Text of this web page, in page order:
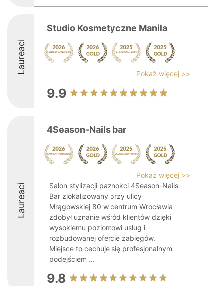
Laureaci
Studio Kosmetyczne Manila
Pokaż więcej >>
9.9
Laureaci
4Season-Nails bar
Pokaż więcej >>
Salon stylizacji paznokci 4Season-Nails
Bar zlokalizowany przy ulicy
Mrągowskiej 80 w centrum Wrocławia
zdobył uznanie wśród klientów dzięki
wysokiemu poziomowi usług i
rozbudowanej ofercie zabiegów.
Miejsce to cechuje się profesjonalnym
podejściem ...
9.8